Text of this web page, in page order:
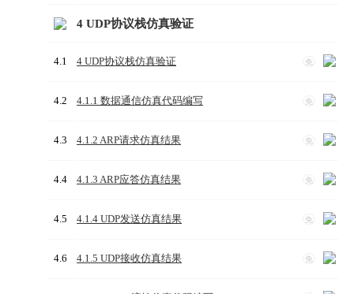
4 UDP协议栈仿真验证
4.1 免
4 UDP协议栈仿真验证
4.2 免
4.1.1 数据通信仿真代码编写
4.3 免
4.1.2 ARP请求仿真结果
4.4 免
4.1.3 ARP应答仿真结果
4.5 免
4.1.4 UDP发送仿真结果
4.6 免
4.1.5 UDP接收仿真结果